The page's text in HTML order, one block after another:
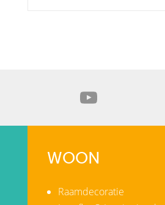
WOON
Raamdecoratie